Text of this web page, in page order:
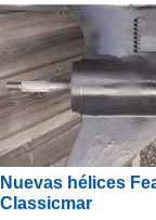
Nuevas hélices
Classicmar